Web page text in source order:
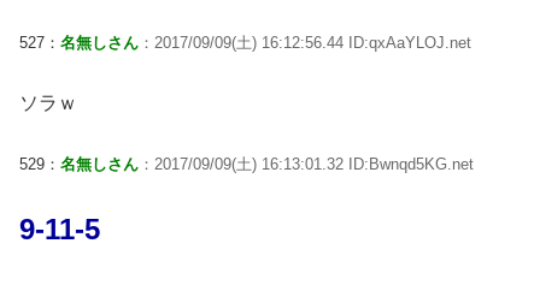
527： 名無しさん ：2017/09/09(土) 16:12:56.44 ID:qxAaYLOJ.net
ソラｗ
529： 名無しさん ：2017/09/09(土) 16:13:01.32 ID:Bwnqd5KG.net
9-11-5